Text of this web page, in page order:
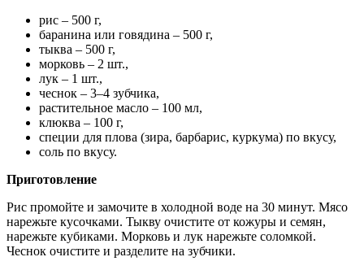
рис – 500 г,
баранина или говядина – 500 г,
тыква – 500 г,
морковь – 2 шт.,
лук – 1 шт.,
чеснок – 3–4 зубчика,
растительное масло – 100 мл,
клюква – 100 г,
специи для плова (зира, барбарис, куркума) по вкусу,
соль по вкусу.
Приготовление
Рис промойте и замочите в холодной воде на 30 минут. Мясо
нарежьте кусочками. Тыкву очистите от кожуры и семян,
нарежьте кубиками. Морковь и лук нарежьте соломкой.
Чеснок очистите и разделите на зубчики.